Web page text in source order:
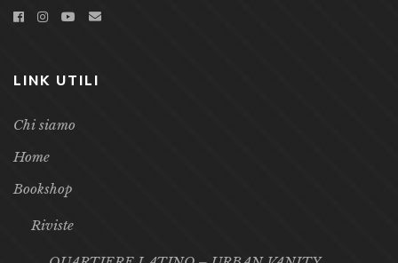
LINK UTILI
Chi siamo
Home
Bookshop
Riviste